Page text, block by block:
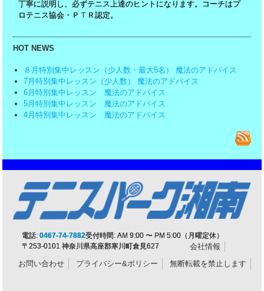
丁寧に説明し、必ずテニス上達のヒントになります。コーチはプ
ロテニス協会・ＰＴＲ認定。
HOT NEWS
８月特別集中レッスン（少人数・最大5名） 魔法のアドバイス
7月特別集中レッスン（少人数） 魔法のアドバイス
6月特別集中レッスン 魔法のアドバイス
5月特別集中レッスン 魔法のアドバイス
4月特別集中レッスン 魔法のアドバイス
電話: 0467-74-7882受付時間: AM 9:00 〜 PM 5:00（月曜定休）
〒253-0101 神奈川県高座郡寒川町倉見627
会社情報
お問い合わせ
プライバシー&ポリシー 無断転載を禁止します